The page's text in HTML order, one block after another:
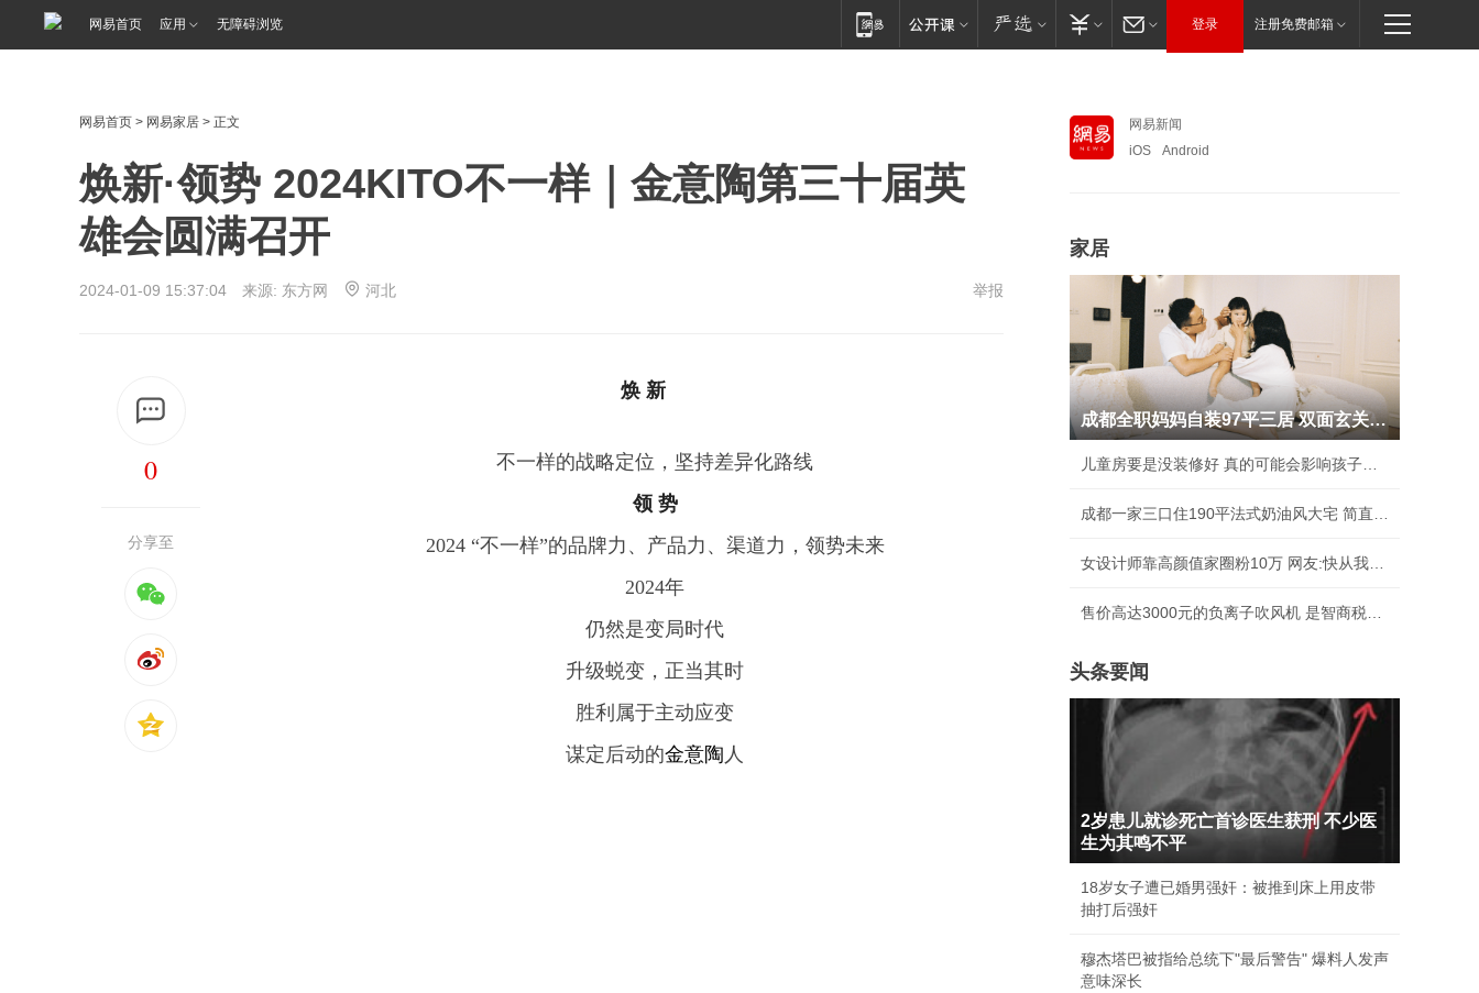
网易首页 应用 无障碍浏览 登录 注册免费邮箱
网易首页 > 网易家居 > 正文
焕新·领势 2024KITO不一样｜金意陶第三十届英
雄会圆满召开
2024-01-09 15:37:04 来源: 东方网 河北 举报
0
分享至
焕 新
不一样的战略定位，坚持差异化路线
领 势
2024 “不一样”的品牌力、产品力、渠道力，领势未来
2024年
仍然是变局时代
升级蜕变，正当其时
胜利属于主动应变
谋定后动的金意陶 人
网易新闻
iOS
Android
家居
成都全职妈妈自装97平三居 双面玄关人见人夸
头条要闻
2岁患儿就诊死亡首诊医生获刑 不少医
生为其鸣不平
18岁女子遭已婚男强奸：被推到床上用皮带
抽打后强奸
穆杰塔巴被指给总统下"最后警告" 爆料人发声
意味深长